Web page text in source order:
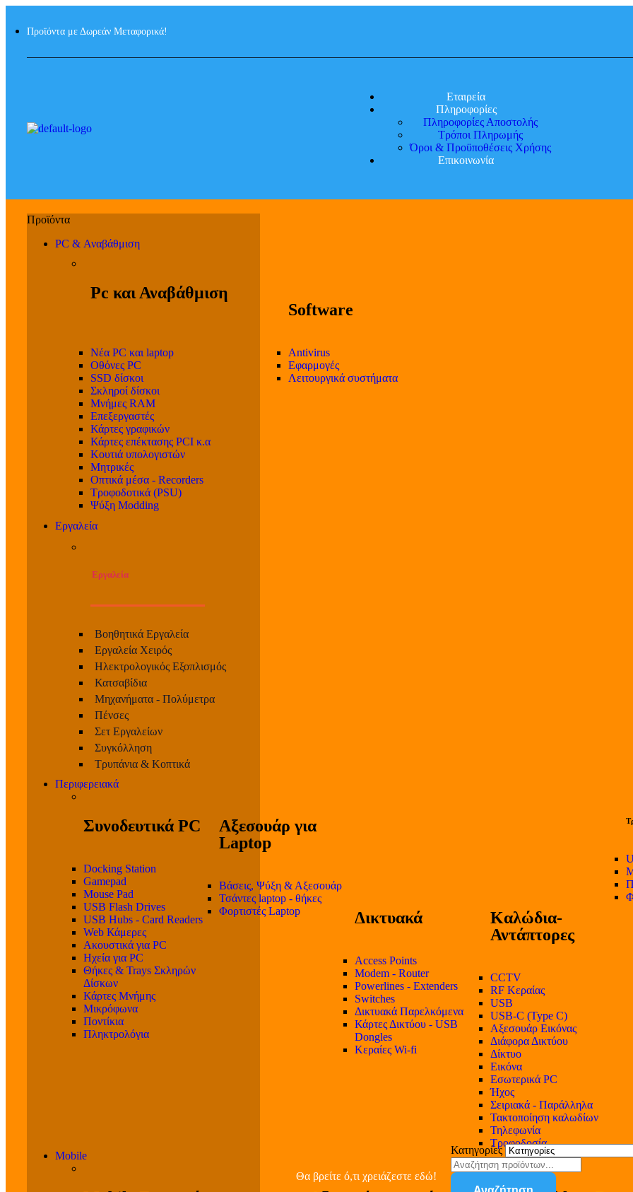
Προϊόντα με Δωρεάν Μεταφορικά!
Εταιρεία
Πληροφορίες
Πληροφορίες Αποστολής
Τρόποι Πληρωμής
Όροι & Προϋποθέσεις Χρήσης
Επικοινωνία
PC & Αναβάθμιση
Pc και Αναβάθμιση
Software
Νέα PC και laptop
Οθόνες PC
SSD δίσκοι
Σκληροί δίσκοι
Μνήμες RAM
Επεξεργαστές
Κάρτες γραφικών
Κάρτες επέκτασης PCI κ.α
Κουτιά υπολογιστών
Μητρικές
Οπτικά μέσα - Recorders
Τροφοδοτικά (PSU)
Ψύξη Modding
Antivirus
Εφαρμογές
Λειτουργικά συστήματα
Εργαλεία
Εργαλεία
Βοηθητικά Εργαλεία
Εργαλεία Χειρός
Ηλεκτρολογικός Εξοπλισμός
Κατσαβίδια
Μηχανήματα - Πολύμετρα
Πένσες
Σετ Εργαλείων
Συγκόλληση
Τρυπάνια & Κοπτικά
Περιφερειακά
Συνοδευτικά PC
Docking Station
Gamepad
Mouse Pad
USB Flash Drives
USB Hubs - Card Readers
Web Κάμερες
Ακουστικά για PC
Ηχεία για PC
Θήκες & Trays Σκληρών
Δίσκων
Κάρτες Μνήμης
Μικρόφωνα
Ποντίκια
Πληκτρολόγια
Αξεσουάρ για
Laptop
Βάσεις, Ψύξη & Αξεσουάρ
Τσάντες laptop - θήκες
Φορτιστές Laptop
Δικτυακά
Access Points
Modem - Router
Powerlines - Extenders
Switches
Δικτυακά Παρελκόμενα
Κάρτες Δικτύου - USB
Dongles
Κεραίες Wi-fi
Καλώδια-
Αντάπτορες
CCTV
RF Κεραίας
USB
USB-C (Type C)
Αξεσουάρ Εικόνας
Διάφορα Δικτύου
Δίκτυο
Εικόνα
Εσωτερικά PC
Ήχος
Σειριακά - Παράλληλα
Τακτοποίηση καλωδίων
Τηλεφωνία
Τροφοδοσία
Mobile
Θα βρείτε ό,τι χρειάζεστε εδώ!
Κατηγορίες